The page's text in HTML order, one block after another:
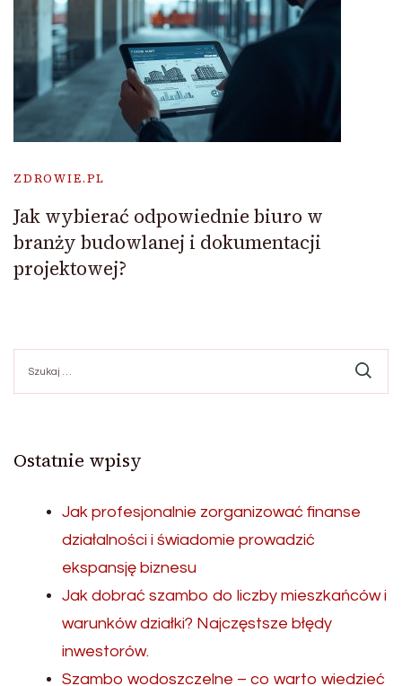
ZDROWIE.PL
Jak wybierać odpowiednie biuro w
branży budowlanej i dokumentacji
projektowej?
Ostatnie wpisy
Jak profesjonalnie zorganizować finanse
działalności i świadomie prowadzić
ekspansję biznesu
Jak dobrać szambo do liczby mieszkańców i
warunków działki? Najczęstsze błędy
inwestorów.
Szambo wodoszczelne – co warto wiedzieć